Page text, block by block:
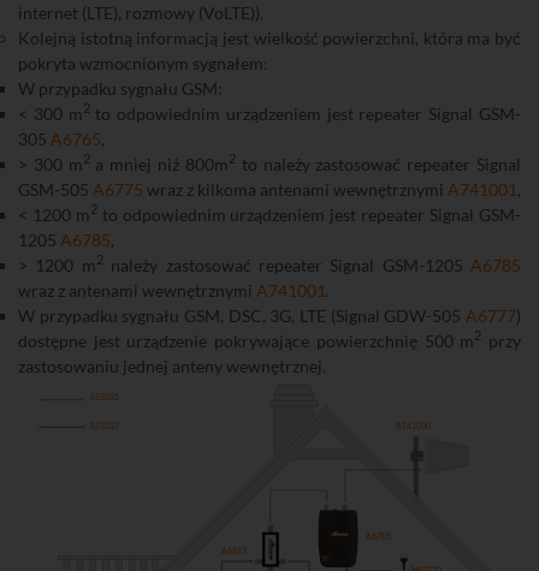
internet (LTE), rozmowy (VoLTE)).
Kolejną istotną informacją jest wielkość powierzchni, która ma być
pokryta wzmocnionym sygnałem:
W przypadku sygnału GSM:
< 300 m 2 to odpowiednim urządzeniem jest repeater Signal GSM-
305 A6765,
> 300 m 2 a mniej niż 800m 2 to należy zastosować repeater Signal
GSM-505 A6775 wraz z kilkoma antenami wewnętrznymi A741001 ,
< 1200 m 2 to odpowiednim urządzeniem jest repeater Signal GSM-
1205 A6785,
> 1200 m 2 należy zastosować repeater Signal GSM-1205 A6785
wraz z antenami wewnętrznymi A741001 .
W przypadku sygnału GSM, DSC, 3G, LTE (Signal GDW-505 A6777)
dostępne jest urządzenie pokrywające powierzchnię 500 m 2
przy
zastosowaniu jednej anteny wewnętrznej.
A6813
A6785
N93320
E83287
E83285
A741030